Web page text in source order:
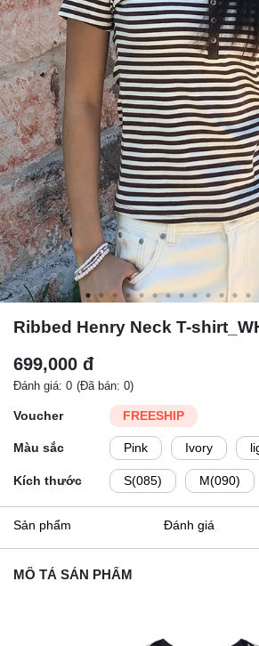
Ribbed Henry Neck T-
699,000 đ
Đánh giá: 0 (Đã bán: 0)
Voucher FREESHIP
Màu sắc Pink Ivory
Kích thước S(085) M(090)
Sản phẩm Đánh giá
MÔ TẢ SẢN PHẨM